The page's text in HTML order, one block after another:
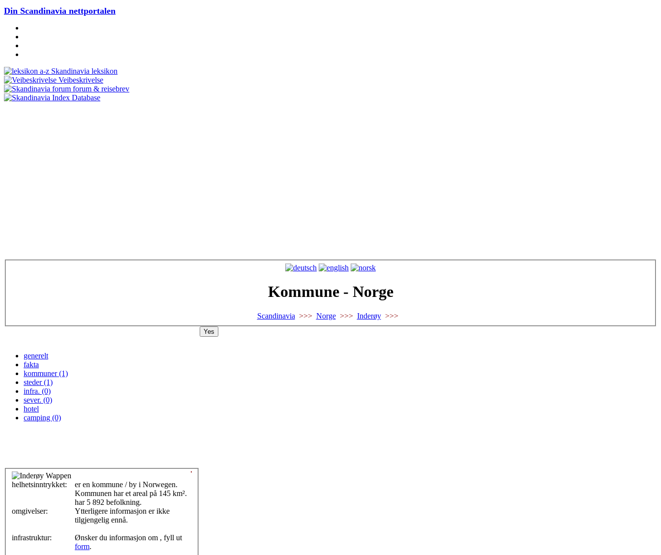
Din Scandinavia nettportalen
Skandinavia leksikon
Veibeskrivelse
forum & reisebrev
Database
Kommune - Norge
Scandinavia >>> Norge>>> Inderøy
generelt
fakta
kommuner (1)
steder (1)
infra. (0)
sever. (0)
hotel
camping (0)
helhetsinntrykket:
omgivelser:
infrastruktur:
er en kommune / by i Norwegen.
Kommunen har et areal på 145 km².
har 5 892 befolkning.
Ytterligere informasjon er ikke
tilgjengelig ennå.
Ønsker du informasjon om , fyll ut
form.
Yes